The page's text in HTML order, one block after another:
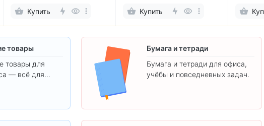
Купить
Купить
товары
товары для
— всё для
Бумага и тетради
Бумага и тетради для офиса,
учёбы и повседневных задач.